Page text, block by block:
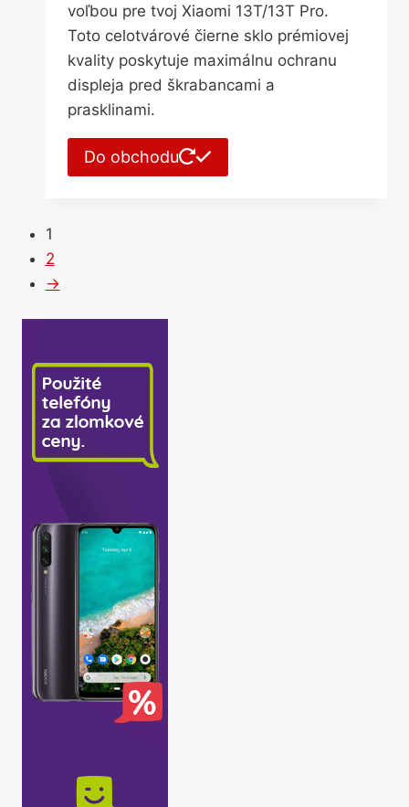
voľbou pre tvoj Xiaomi 13T/13T Pro.
Toto celotvárové čierne sklo prémiovej
kvality poskytuje maximálnu ochranu
displeja pred škrabancami a
prasklinami.
Do obchodu
1
2
→